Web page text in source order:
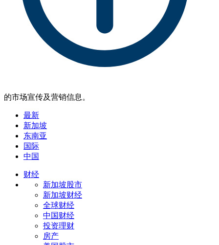
的市场宣传及营销信息。
最新
新加坡
东南亚
国际
中国
财经
新加坡股市
新加坡财经
全球财经
中国财经
投资理财
房产